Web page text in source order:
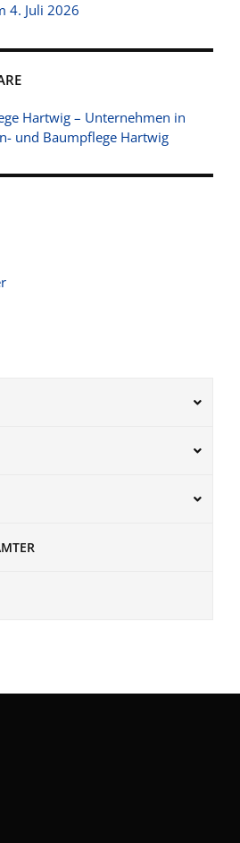
4. Juli 2026
Hartwig – Unternehmen in
und Baumpflege Hartwig